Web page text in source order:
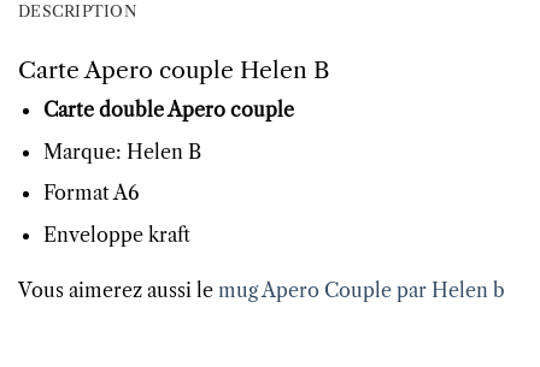
DESCRIPTION
Carte Apero couple Helen B
Carte double Apero couple
Marque: Helen B
Format A6
Enveloppe kraft
Vous aimerez aussi le mug Apero Couple par Helen b